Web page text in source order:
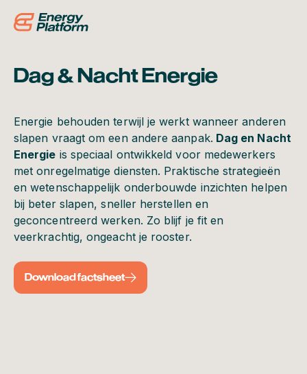
Dag & Nacht Energie
Energie behouden terwijl je werkt wanneer anderen
slapen vraagt om een andere aanpak. Dag en Nacht
Energie is speciaal ontwikkeld voor medewerkers
met onregelmatige diensten. Praktische strategieën
en wetenschappelijk onderbouwde inzichten helpen
bij beter slapen, sneller herstellen en
geconcentreerd werken. Zo blijf je fit en
veerkrachtig, ongeacht je rooster.
Download factsheet